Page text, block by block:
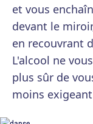
et vous
devant le
en recouvrant
L'alcool ne
plus sûr de
moins